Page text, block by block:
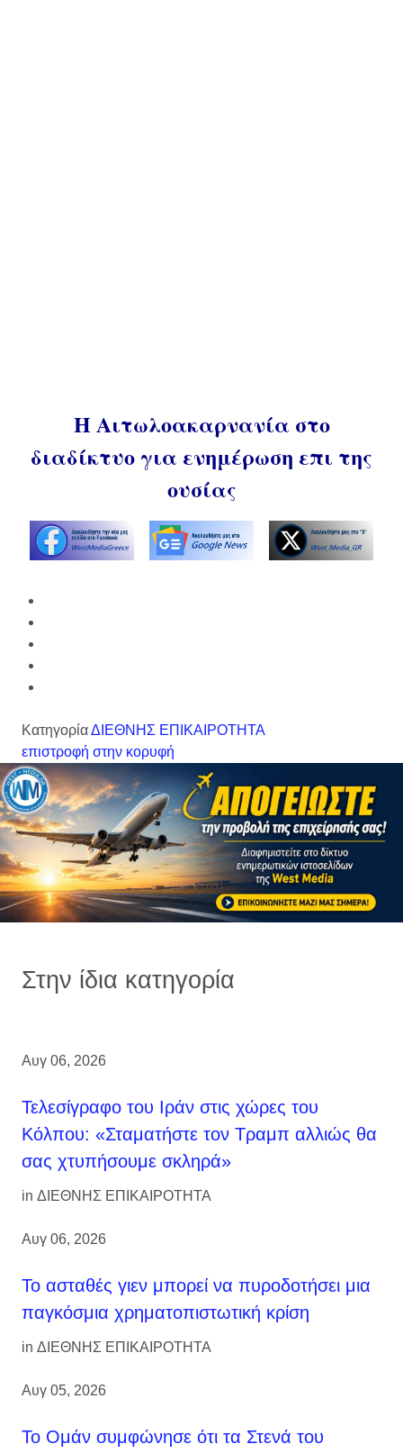
Η Αιτωλοακαρνανία στο
διαδίκτυο για ενημέρωση επι της
ουσίας
ΚατηγορίαΔΙΕΘΝΗΣ ΕΠΙΚΑΙΡΟΤΗΤΑ
επιστροφή στην κορυφή
Στην ίδια κατηγορία
Αυγ 06, 2026
Τελεσίγραφο του Ιράν στις χώρες του
Κόλπου: «Σταματήστε τον Τραμπ αλλιώς θα
σας χτυπήσουμε σκληρά»
in ΔΙΕΘΝΗΣ ΕΠΙΚΑΙΡΟΤΗΤΑ
Αυγ 06, 2026
Το ασταθές γιεν μπορεί να πυροδοτήσει μια
παγκόσμια χρηματοπιστωτική κρίση
in ΔΙΕΘΝΗΣ ΕΠΙΚΑΙΡΟΤΗΤΑ
Αυγ 05, 2026
Το Ομάν συμφώνησε ότι τα Στενά του